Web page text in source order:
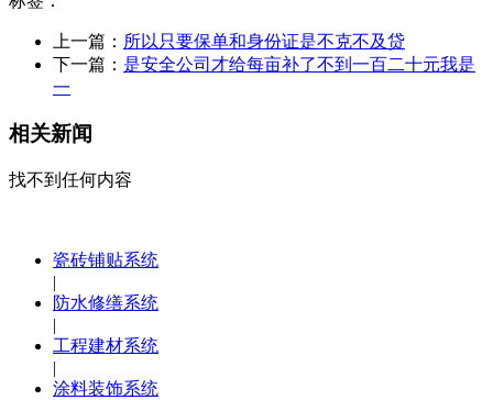
上一篇： 所以只要保单和身份证是不克不及贷
下一篇： 是安全公司才给每亩补了不到一百二十元我是
一
相关新闻
找不到任何内容
瓷砖铺贴系统
|
防水修缮系统
|
工程建材系统
|
涂料装饰系统